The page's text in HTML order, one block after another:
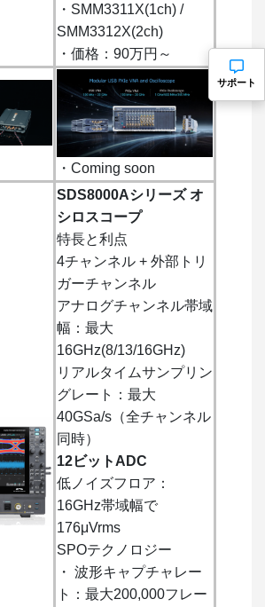
・SMM3311X(1ch) /
SMM3312X(2ch)
・価格：90万円～
・Coming soon
SDS8000Aシリーズ オ
シロスコープ
特長と利点
4チャンネル + 外部トリ
ガーチャンネル
アナログチャンネル帯域
幅：最大
16GHz(8/13/16GHz)
リアルタイムサンプリン
グレート：最大
40GSa/s（全チャンネル
同時）
12ビットADC
低ノイズフロア：
16GHz帯域幅で
176μVrms
SPOテクノロジー
・ 波形キャプチャレー
ト：最大200,000フレー
サポート